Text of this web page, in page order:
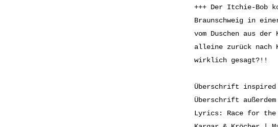
+++ Der Itchie-Bob
Braunschweig in
vom Duschen aus
alleine zurück nach
wirklich gesagt?!!
Überschrift inspired
Überschrift
Lyrics: Race for the